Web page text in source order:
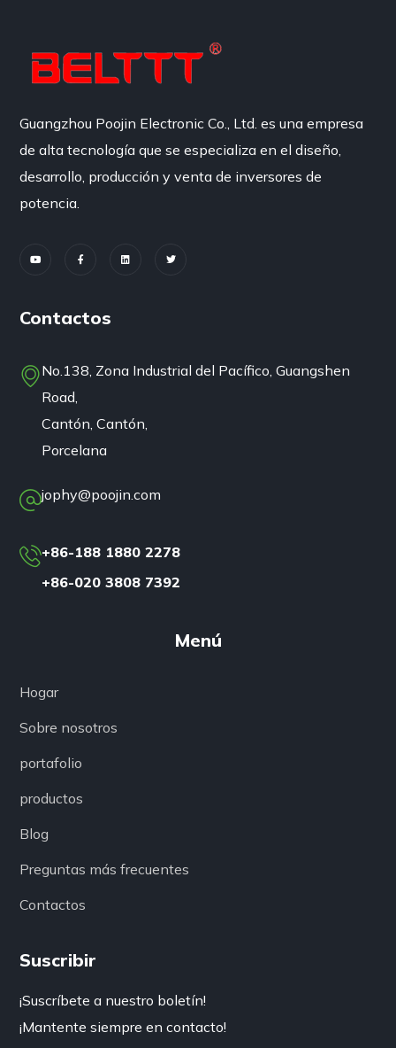
Guangzhou Poojin Electronic Co., Ltd. es una empresa
de alta tecnología que se especializa en el diseño,
desarrollo, producción y venta de inversores de
potencia.
Contactos
No.138, Zona Industrial del Pacífico, Guangshen
Road,
Cantón, Cantón,
Porcelana
jophy@poojin.com
+86-188 1880 2278
+86-020 3808 7392
Menú
Hogar
Sobre nosotros
portafolio
productos
Blog
Preguntas más frecuentes
Contactos
Suscribir
¡Suscríbete a nuestro boletín!
¡Mantente siempre en contacto!